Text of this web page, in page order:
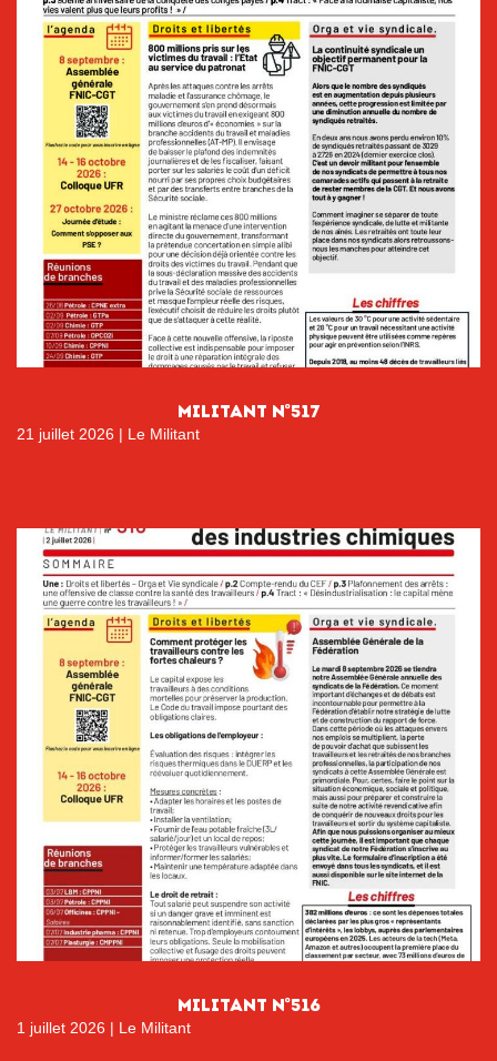
MILITANT N°517
21 juillet 2026 | Le Militant
MILITANT N°516
1 juillet 2026 | Le Militant